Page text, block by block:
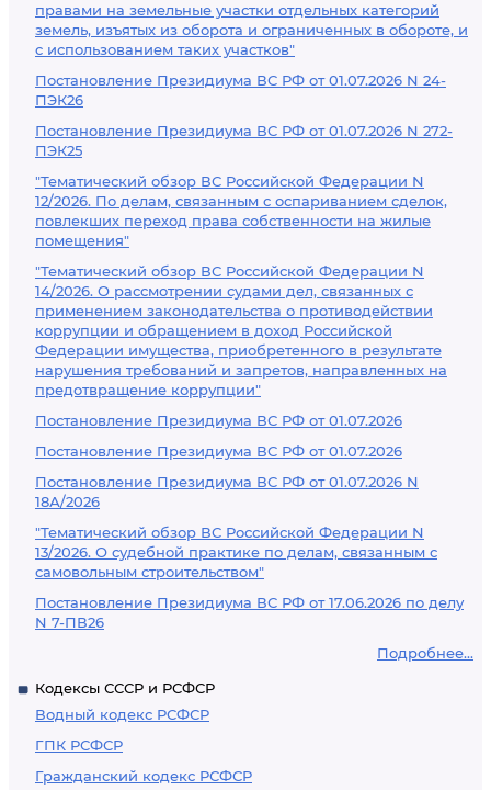
правами на земельные участки отдельных категорий
земель, изъятых из оборота и ограниченных в обороте, и
с использованием таких участков"
Постановление Президиума ВС РФ от 01.07.2026 N 24-
ПЭК26
Постановление Президиума ВС РФ от 01.07.2026 N 272-
ПЭК25
"Тематический обзор ВС Российской Федерации N
12/2026. По делам, связанным с оспариванием сделок,
повлекших переход права собственности на жилые
помещения"
"Тематический обзор ВС Российской Федерации N
14/2026. О рассмотрении судами дел, связанных с
применением законодательства о противодействии
коррупции и обращением в доход Российской
Федерации имущества, приобретенного в результате
нарушения требований и запретов, направленных на
предотвращение коррупции"
Постановление Президиума ВС РФ от 01.07.2026
Постановление Президиума ВС РФ от 01.07.2026
Постановление Президиума ВС РФ от 01.07.2026 N
18А/2026
"Тематический обзор ВС Российской Федерации N
13/2026. О судебной практике по делам, связанным с
самовольным строительством"
Постановление Президиума ВС РФ от 17.06.2026 по делу
N 7-ПВ26
Подробнее...
Кодексы СССР и РСФСР
Водный кодекс РСФСР
ГПК РСФСР
Гражданский кодекс РСФСР